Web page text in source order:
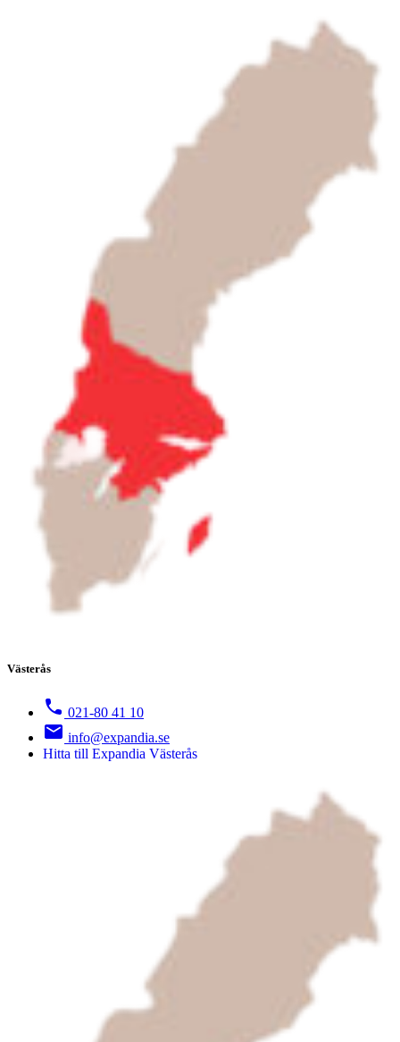
Västerås
021-80 41 10
info@expandia.se
Hitta till Expandia Västerås